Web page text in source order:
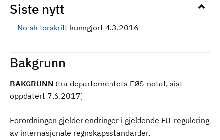
Siste nytt
Norsk forskrift kunngjort 4.3.2016
Bakgrunn
BAKGRUNN (fra departementets EØS-notat, sist
oppdatert 7.6.2017)
Forordningen gjelder endringer i gjeldende EU-regulering
av internasjonale regnskapsstandarder.